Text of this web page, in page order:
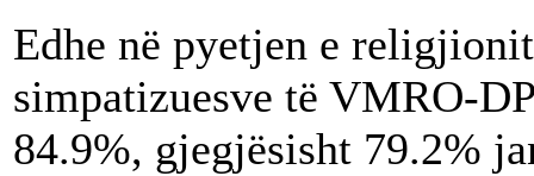
Edhe në pyetjen e
simpatizuesve të VMRO-
84.9%, gjegjësisht 79.2%